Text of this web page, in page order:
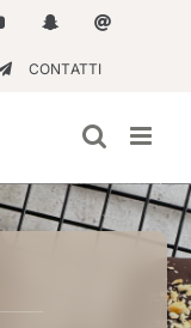
YouTubeSnapchatEmail
CONTATTI